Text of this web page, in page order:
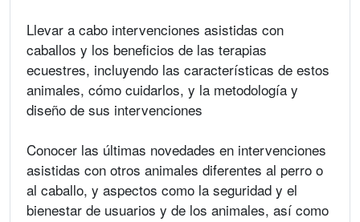
Llevar a cabo intervenciones asistidas con
caballos y los beneficios de las terapias
ecuestres, incluyendo las características de estos
animales, cómo cuidarlos, y la metodología y
diseño de sus intervenciones
Conocer las últimas novedades en intervenciones
asistidas con otros animales diferentes al perro o
al caballo, y aspectos como la seguridad y el
bienestar de usuarios y de los animales, así como